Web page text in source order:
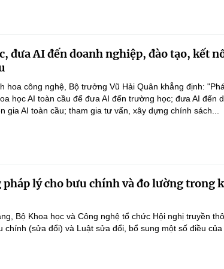
đưa AI đến doanh nghiệp, đào tạo, kết
hoa công nghệ, Bộ trưởng Vũ Hải Quân khẳng định:
học AI toàn cầu để đưa AI đến trường học; đưa AI đến
gia AI toàn cầu; tham gia tư vấn, xây dựng chính sách...
lý cho bưu chính và đo lường trong
Bộ Khoa học và Công nghệ tổ chức Hội nghị truyền
chính (sửa đổi) và Luật sửa đổi, bổ sung một số điều của